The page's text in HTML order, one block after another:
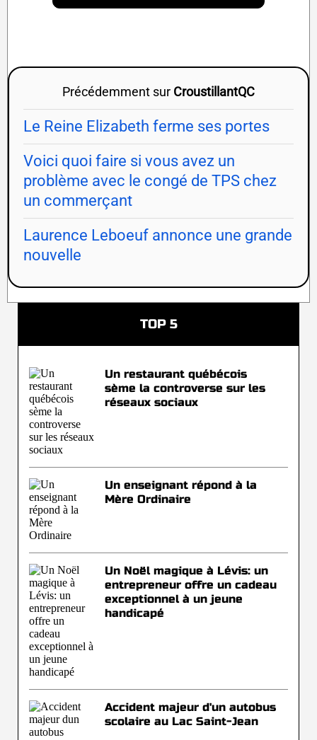
Précédemment sur CroustillantQC
Le Reine Elizabeth ferme ses portes
Voici quoi faire si vous avez un
problème avec le congé de TPS chez
un commerçant
Laurence Leboeuf annonce une grande
nouvelle
TOP 5
Un restaurant québécois
sème la controverse sur les
réseaux sociaux
Un enseignant répond à la
Mère Ordinaire
Un Noël magique à Lévis: un
entrepreneur offre un cadeau
exceptionnel à un jeune
handicapé
Accident majeur d'un autobus
scolaire au Lac Saint-Jean